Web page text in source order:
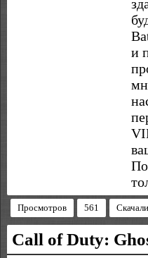
и
Просмотров 561 Скачали
Call of Duty: